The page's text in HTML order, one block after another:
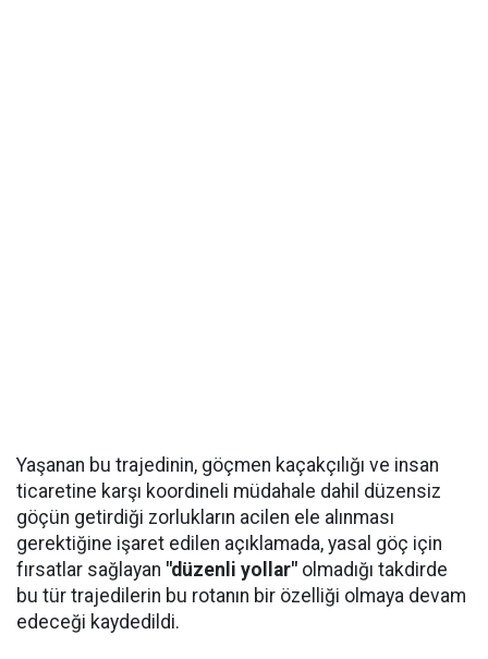
Yaşanan bu trajedinin, göçmen kaçakçılığı ve insan
ticaretine karşı koordineli müdahale dahil düzensiz
göçün getirdiği zorlukların acilen ele alınması
gerektiğine işaret edilen açıklamada, yasal göç için
fırsatlar sağlayan "düzenli yollar" olmadığı takdirde
bu tür trajedilerin bu rotanın bir özelliği olmaya devam
edeceği kaydedildi.